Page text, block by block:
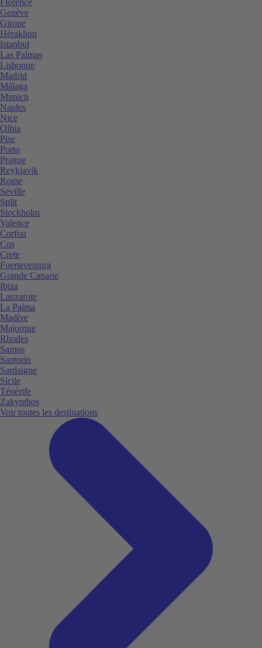
Genève
Girone
Héraklion
Istanbul
Las Palmas
Lisbonne
Madrid
Málaga
Munich
Naples
Nice
Olbia
Pise
Porto
Prague
Reykjavik
Rome
Séville
Split
Stockholm
Valence
Corfou
Cos
Crete
Fuerteventura
Grande Canarie
Ibiza
Lanzarote
La Palma
Madère
Majorque
Rhodes
Samos
Santorin
Sardaigne
Sicile
Ténérife
Zakynthos
Voir toutes les destinations